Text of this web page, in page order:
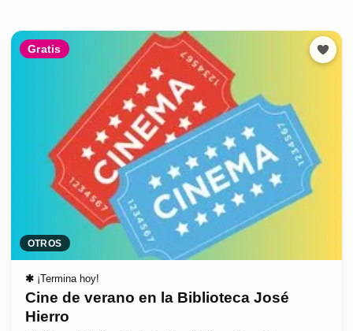
Gratis
OTROS
✱ ¡Termina hoy!
Cine de verano en la Biblioteca José
Hierro